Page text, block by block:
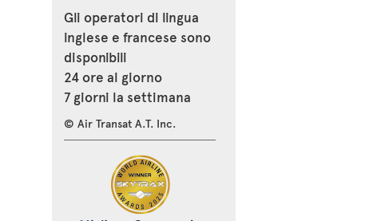
Gli operatori di lingua
inglese e francese sono
disponibili
24 ore al giorno
7 giorni la settimana
© Air Transat A.T. Inc.